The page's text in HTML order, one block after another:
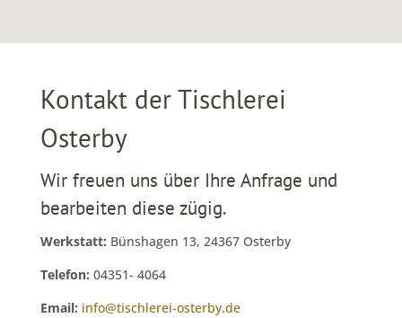
Kontakt der Tischlerei
Osterby
Wir freuen uns über Ihre Anfrage und
bearbeiten diese zügig.
Werkstatt: Bünshagen 13, 24367 Osterby
Telefon: 04351- 4064
Email: info@tischlerei-osterby.de